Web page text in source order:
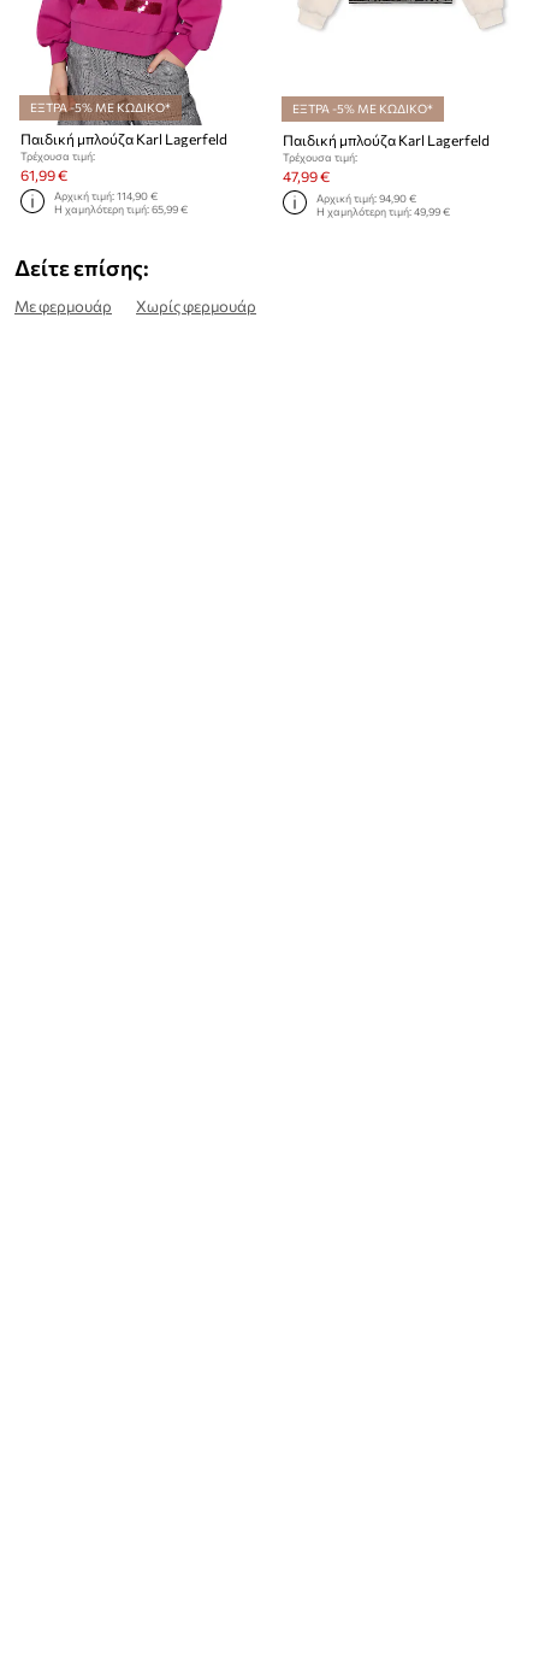
ΕΞΤΡΑ -5% ΜΕ ΚΩΔΙΚΟ*
Παιδική μπλούζα Karl Lagerfeld
Τρέχουσα τιμή:
61,99 €
Αρχική τιμή:114,90 €
Η χαμηλότερη τιμή:65,99 €
ΕΞΤΡΑ -5% ΜΕ ΚΩΔΙΚΟ*
Παιδική μπλούζα Karl Lagerfeld
Τρέχουσα τιμή:
47,99 €
Αρχική τιμή:94,90 €
Η χαμηλότερη τιμή:49,99 €
Δείτε επίσης:
Με φερμουάρ Χωρίς φερμουάρ